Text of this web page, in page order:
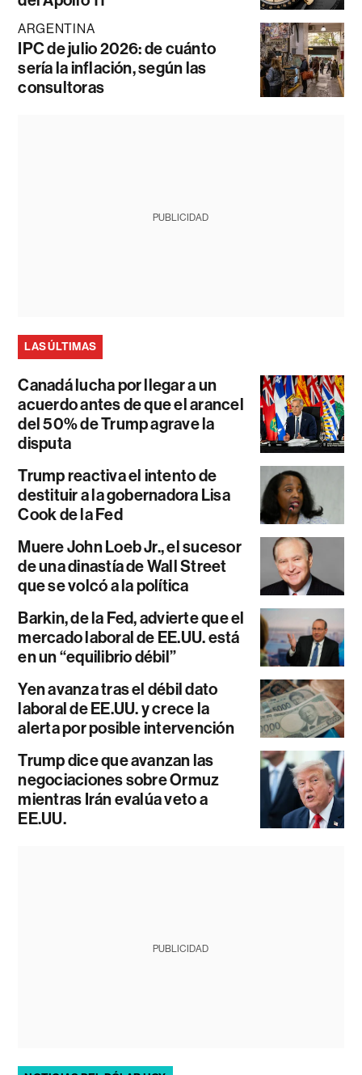
ARGENTINA
IPC de julio 2026: de cuánto
sería la inflación, según las
consultoras
PUBLICIDAD
LAS ÚLTIMAS
Canadá lucha por llegar a un
acuerdo antes de que el arancel
del 50% de Trump agrave la
disputa
Trump reactiva el intento de
destituir a la gobernadora Lisa
Cook de la Fed
Muere John Loeb Jr., el sucesor
de una dinastía de Wall Street
que se volcó a la política
Barkin, de la Fed, advierte que el
mercado laboral de EE.UU. está
en un “equilibrio débil”
Yen avanza tras el débil dato
laboral de EE.UU. y crece la
alerta por posible intervención
Trump dice que avanzan las
negociaciones sobre Ormuz
mientras Irán evalúa veto a
EE.UU.
PUBLICIDAD